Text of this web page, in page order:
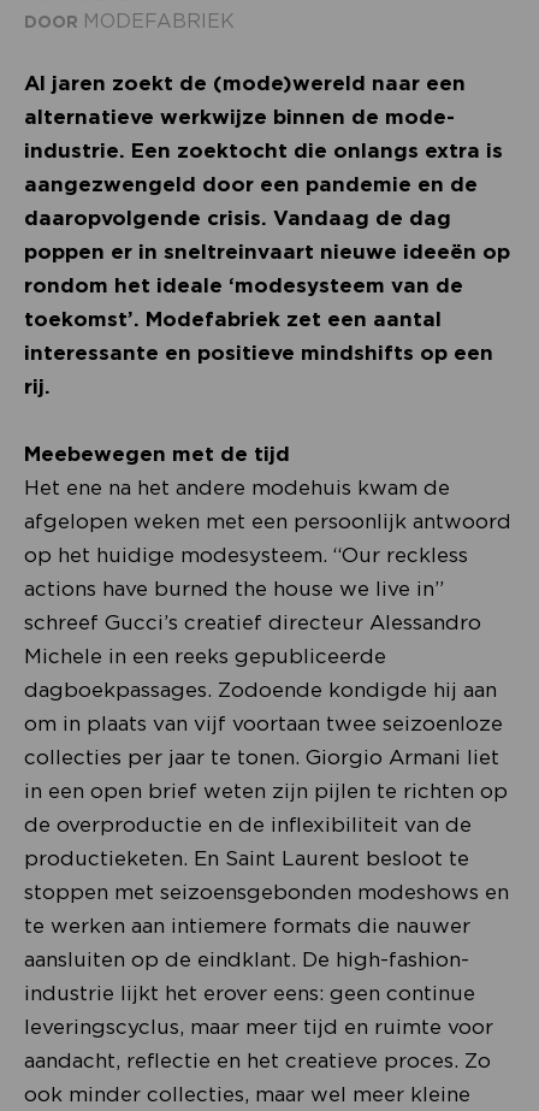
DOOR MODEFABRIEK
Al jaren zoekt de (mode)wereld naar een
alternatieve werkwijze binnen de mode-
industrie. Een zoektocht die onlangs extra is
aangezwengeld door een pandemie en de
daaropvolgende crisis. Vandaag de dag
poppen er in sneltreinvaart nieuwe ideeën op
rondom het ideale ‘modesysteem van de
toekomst’. Modefabriek zet een aantal
interessante en positieve mindshifts op een
rij.
Meebewegen met de tijd
Het ene na het andere modehuis kwam de
afgelopen weken met een persoonlijk antwoord
op het huidige modesysteem. “Our reckless
actions have burned the house we live in”
schreef Gucci’s creatief directeur Alessandro
Michele in een reeks gepubliceerde
dagboekpassages. Zodoende kondigde hij aan
om in plaats van vijf voortaan twee seizoenloze
collecties per jaar te tonen. Giorgio Armani liet
in een open brief weten zijn pijlen te richten op
de overproductie en de inflexibiliteit van de
productieketen. En Saint Laurent besloot te
stoppen met seizoensgebonden modeshows en
te werken aan intiemere formats die nauwer
aansluiten op de eindklant. De high-fashion-
industrie lijkt het erover eens: geen continue
leveringscyclus, maar meer tijd en ruimte voor
aandacht, reflectie en het creatieve proces. Zo
ook minder collecties, maar wel meer kleine